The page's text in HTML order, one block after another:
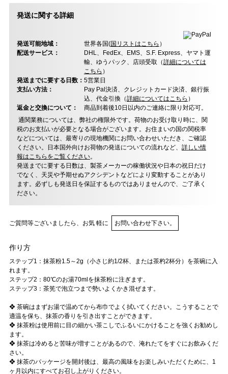
発送に関する詳細
発送可能地域： 世界各国(国リストはこちら ）
配送サービス：
DHL、FedEx、EMS、S.F. Express、ヤマト運
輸、ゆうパック、店頭受取（詳細については
こちら ）
発送までに要する日数： 5営業日
支払い方法：
Pay Pal決済、クレジットカード決済、銀行振
込、代金引換（詳細についてはこちら ）
返金と交換について：
商品到着後10日以内のご連絡に限り対応可。
通関業務については、弊社の権限外です。荷物のお受け取り時に、関
税のお支払いが必要となる場合がございます。お住まいの国の関税率
などについては、最寄りの現地機関にお問い合わせいただき、ご確認
ください。日本国外向けお荷物の発送についての流れなど、 詳しい情
報はこちらをご覧ください。
発送までに要する日数は、製茶メーカーの稼働状況や日本の祝日だけ
でなく、天災や予期せぬアクシデントなどにより変動することがあり
ます。必ずしも発送日を保証するものではありませんので、ご了承く
ださい。
ご質問等ございましたら、お気 軽に お問い合わせ下さい。
作り方
ステップ1：抹茶粉1.5～2g（小さじ約1/2杯、または茶杓2杯分）を茶碗に入
れます。
ステップ2：80℃のお湯70mlを抹茶粉に注ぎます。
ステップ3：茶筅で泡立つまで勢いよくかき混ぜます。
❖ 茶碗はまずお湯で温めてから布巾でよく拭いてください。こうすることで
適温を保ち、抹茶の香りを引き出すことができます。
❖ 抹茶粉は使用前に目の細かい茶こしでふるいにかけることを強くお勧めし
ます。
❖ 抹茶は冷めると苦味が増すことがあるので、淹れたてをすぐにお飲みくだ
さい。
❖ 抹茶のパッケージを開封後は、最高の風味をお楽しみいただくために、1
ヶ月以内にすべてお召し上がりください。